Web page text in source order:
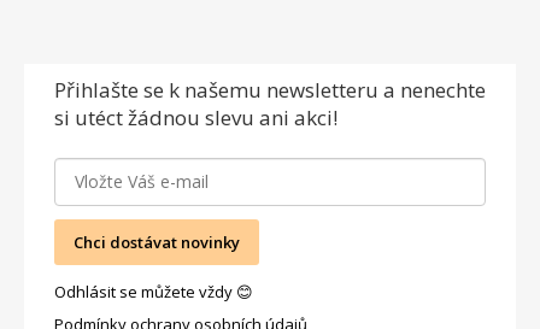
Přihlašte se k našemu newsletteru a nenechte
si utéct žádnou slevu ani akci!
Chci dostávat novinky
Odhlásit se můžete vždy 😊
Podmínky ochrany osobních údajů